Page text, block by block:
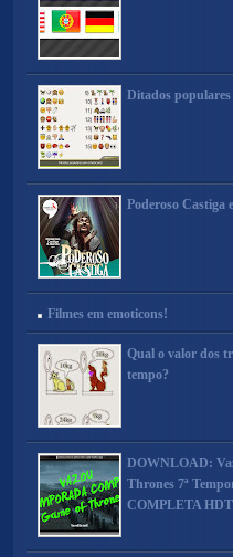
Ditados populares
Poderoso Castiga
Filmes em emoticons!
Qual o valor dos
tempo?
DOWNLOAD:
Thrones 7ª
COMPLETA